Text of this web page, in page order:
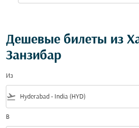
Дешевые билеты из
Занзибар
Из
flight_takeoff
В